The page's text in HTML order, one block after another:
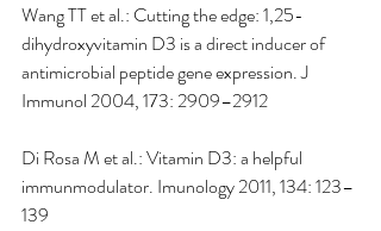
Wang TT et al.: Cutting the edge: 1,25-
dihydroxyvitamin D3 is a direct inducer of
antimicrobial peptide gene expression. J
Immunol 2004, 173: 2909–2912
Di Rosa M et al.: Vitamin D3: a helpful
immunmodulator. Imunology 2011, 134: 123–
139